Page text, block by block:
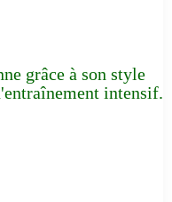
grâce à son style
intensif.